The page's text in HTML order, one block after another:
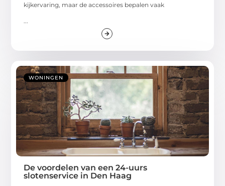
kijkervaring, maar de accessoires bepalen vaak
...
WONINGEN
De voordelen van een 24-uurs
slotenservice in Den Haag